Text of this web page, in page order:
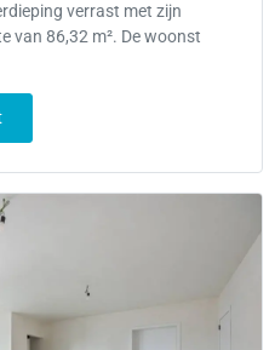
verrast met zijn
van 86,32 m². De woonst